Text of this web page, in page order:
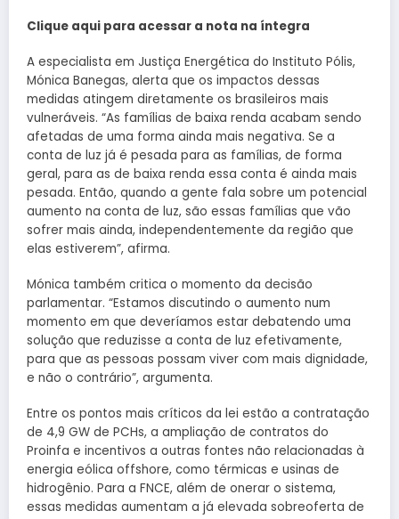
Clique aqui para acessar a nota na íntegra
A especialista em Justiça Energética do Instituto Pólis,
Mónica Banegas, alerta que os impactos dessas
medidas atingem diretamente os brasileiros mais
vulneráveis. “As famílias de baixa renda acabam sendo
afetadas de uma forma ainda mais negativa. Se a
conta de luz já é pesada para as famílias, de forma
geral, para as de baixa renda essa conta é ainda mais
pesada. Então, quando a gente fala sobre um potencial
aumento na conta de luz, são essas famílias que vão
sofrer mais ainda, independentemente da região que
elas estiverem”, afirma.
Mónica também critica o momento da decisão
parlamentar. “Estamos discutindo o aumento num
momento em que deveríamos estar debatendo uma
solução que reduzisse a conta de luz efetivamente,
para que as pessoas possam viver com mais dignidade,
e não o contrário”, argumenta.
Entre os pontos mais críticos da lei estão a contratação
de 4,9 GW de PCHs, a ampliação de contratos do
Proinfa e incentivos a outras fontes não relacionadas à
energia eólica offshore, como térmicas e usinas de
hidrogênio. Para a FNCE, além de onerar o sistema,
essas medidas aumentam a já elevada sobreoferta de